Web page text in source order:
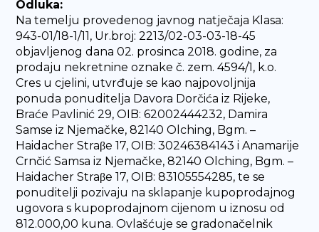
Odluka:
Na temelju provedenog javnog natječaja Klasa:
943-01/18-1/11, Ur.broj: 2213/02-03-03-18-45
objavljenog dana 02. prosinca 2018. godine, za
prodaju nekretnine oznake č. zem. 4594/1, k.o.
Cres u cjelini, utvrđuje se kao najpovoljnija
ponuda ponuditelja Davora Dorčića iz Rijeke,
Braće Pavlinić 29, OIB: 62002444232, Damira
Samse iz Njemačke, 82140 Olching, Bgm. –
Haidacher Straβe 17, OIB: 30246384143 i Anamarije
Crnčić Samsa iz Njemačke, 82140 Olching, Bgm. –
Haidacher Straβe 17, OIB: 83105554285, te se
ponuditelji pozivaju na sklapanje kupoprodajnog
ugovora s kupoprodajnom cijenom u iznosu od
812.000,00 kuna. Ovlašćuje se gradonačelnik